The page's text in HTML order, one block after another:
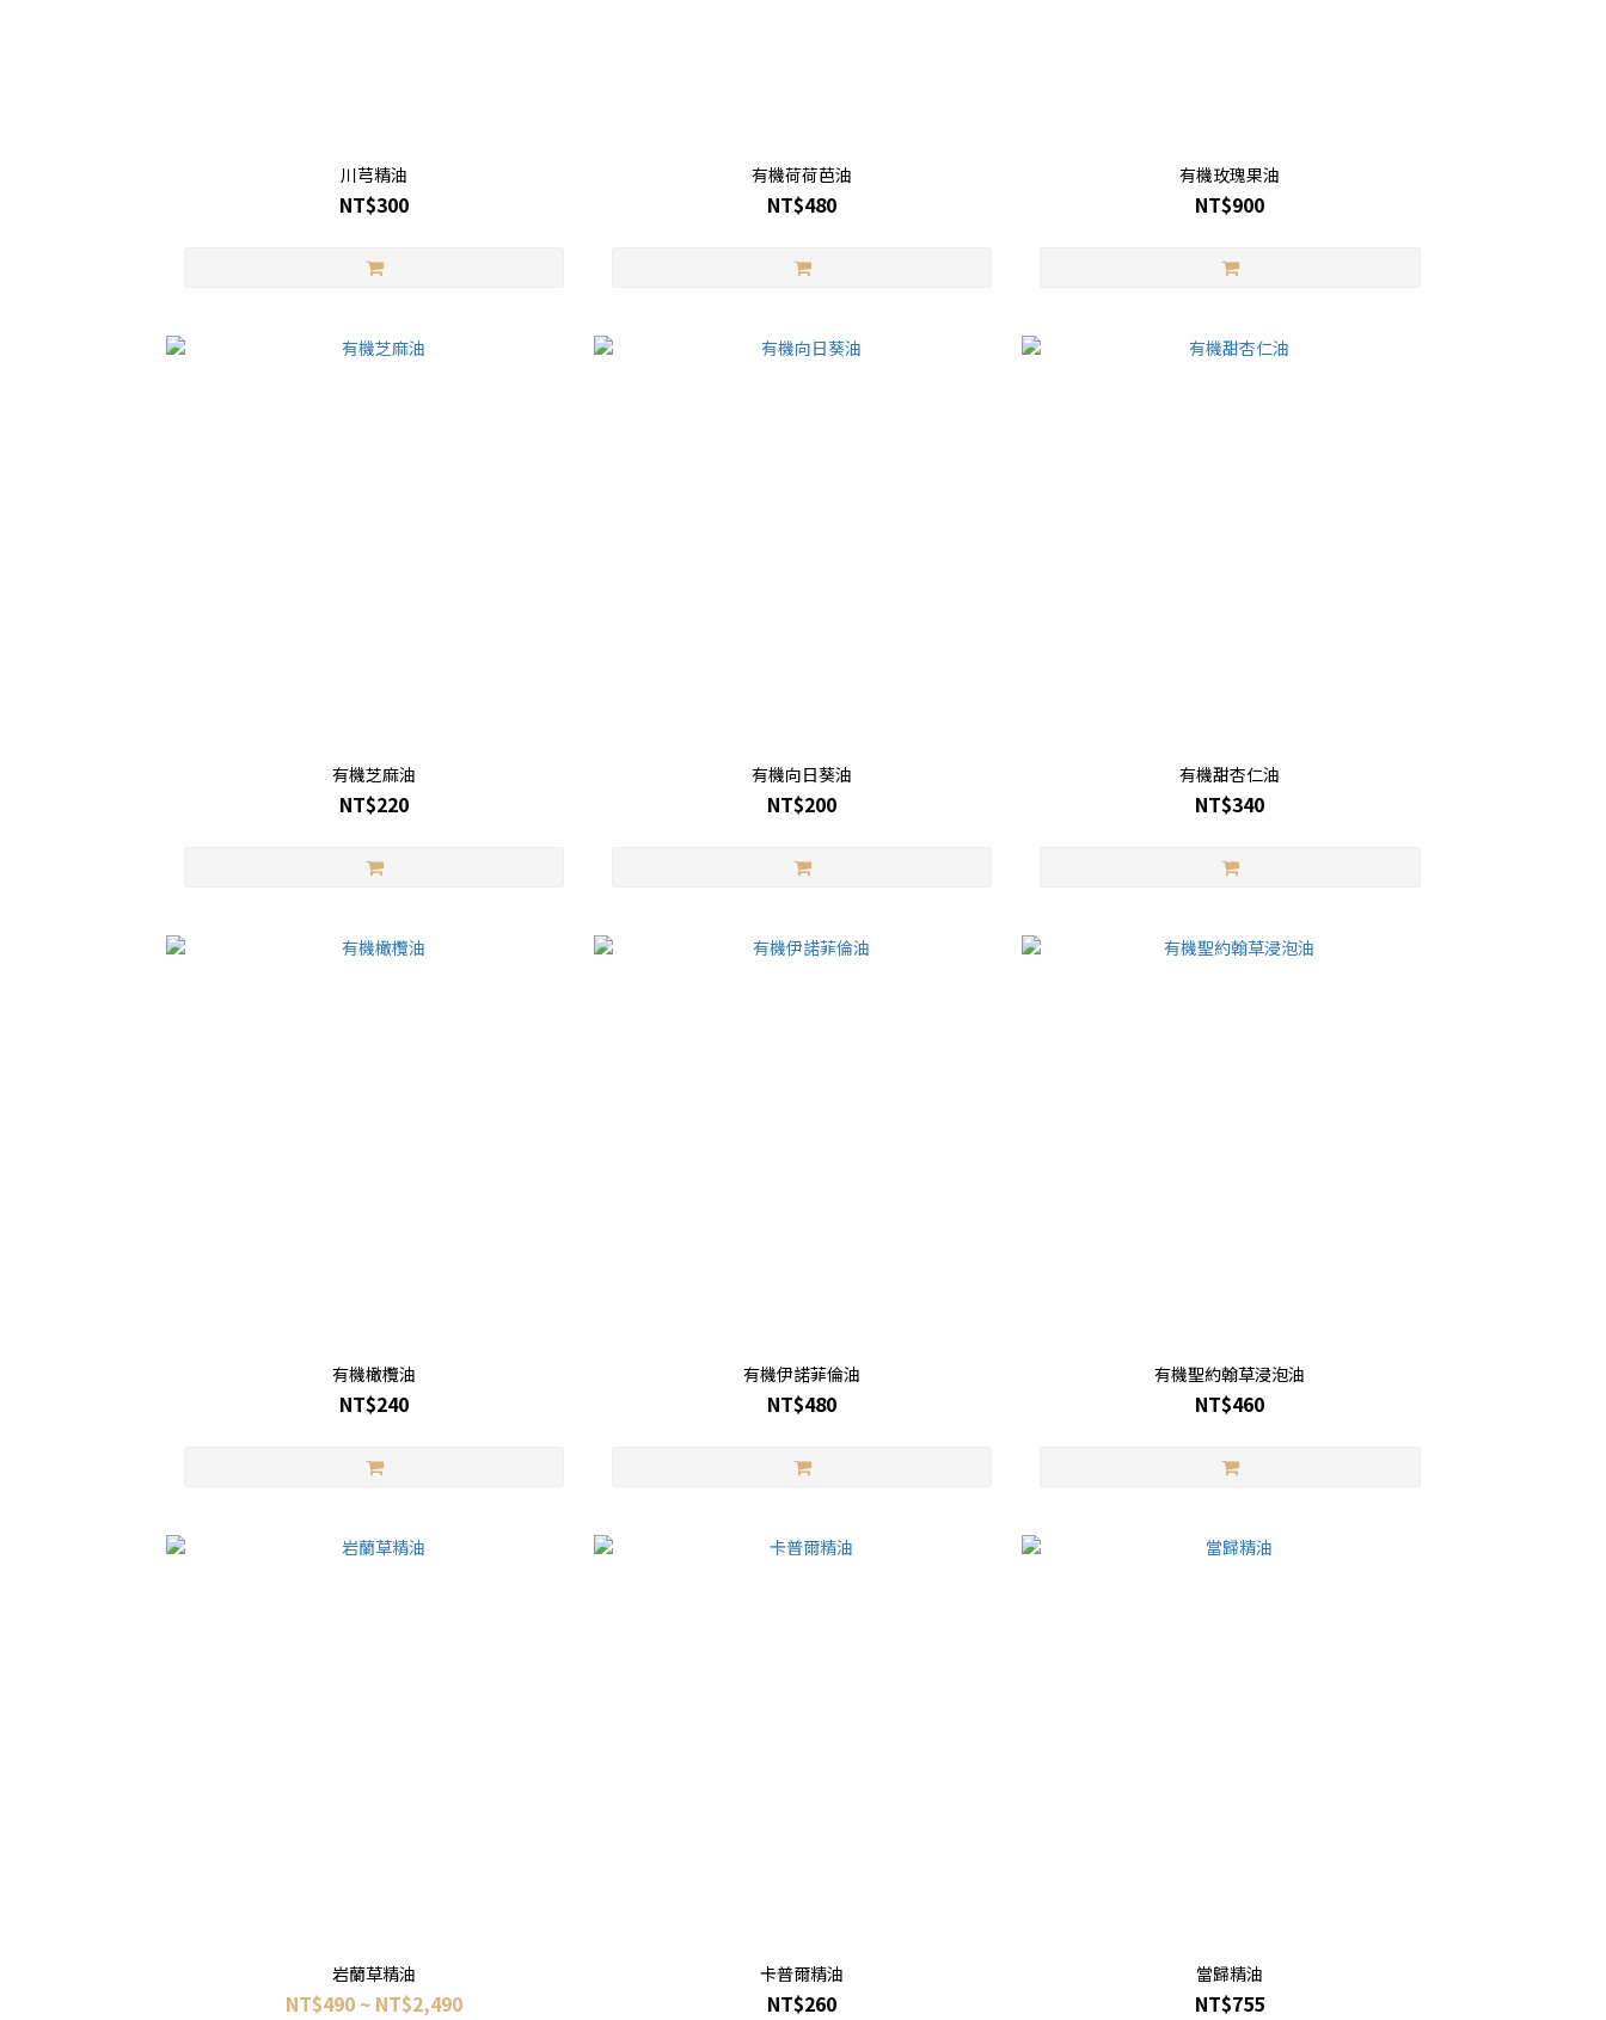
川芎精油
NT$300
有機荷荷芭油
NT$480
有機玫瑰果油
NT$900
有機芝麻油
NT$220
有機向日葵油
NT$200
有機甜杏仁油
NT$340
有機橄欖油
NT$240
有機伊諾菲倫油
NT$480
有機聖約翰草浸泡油
NT$460
岩蘭草精油
NT$490 ~ NT$2,490
卡普爾精油
NT$260
當歸精油
NT$755